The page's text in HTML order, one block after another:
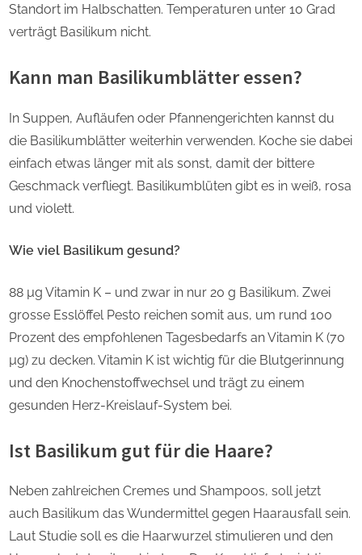
Standort im Halbschatten. Temperaturen unter 10 Grad
verträgt Basilikum nicht.
Kann man Basilikumblätter essen?
In Suppen, Aufläufen oder Pfannengerichten kannst du
die Basilikumblätter weiterhin verwenden. Koche sie dabei
einfach etwas länger mit als sonst, damit der bittere
Geschmack verfliegt. Basilikumblüten gibt es in weiß, rosa
und violett.
Wie viel Basilikum gesund?
88 µg Vitamin K – und zwar in nur 20 g Basilikum. Zwei
grosse Esslöffel Pesto reichen somit aus, um rund 100
Prozent des empfohlenen Tagesbedarfs an Vitamin K (70
µg) zu decken. Vitamin K ist wichtig für die Blutgerinnung
und den Knochenstoffwechsel und trägt zu einem
gesunden Herz-Kreislauf-System bei.
Ist Basilikum gut für die Haare?
Neben zahlreichen Cremes und Shampoos, soll jetzt
auch Basilikum das Wundermittel gegen Haarausfall sein.
Laut Studie soll es die Haarwurzel stimulieren und den